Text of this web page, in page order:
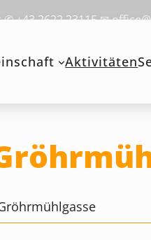
+43 2622 23115 ✉
Aktivitäten